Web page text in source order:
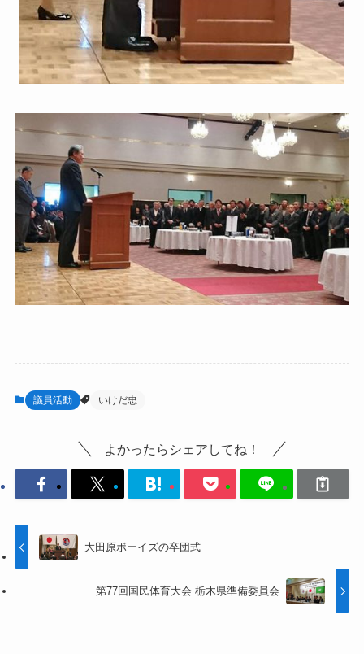
議員活動 いけだ忠
よかったらシェアしてね！
大田原ボーイズの卒団式
第77回国民体育大会 栃木県準備委員会